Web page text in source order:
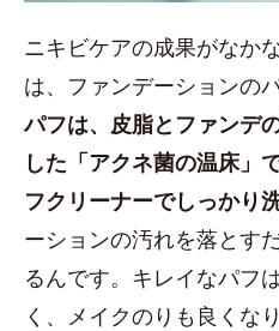
ニキビケアの成果がなか
は、ファンデーションの
パフは、皮脂とファンデ
した「アクネ菌の温床」
フクリーナーでしっかり洗
ーションの汚れを落とす
るんです。キレイなパフ
く、メイクのりも良くな